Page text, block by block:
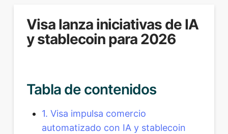
Visa lanza iniciativas de IA
y stablecoin para 2026
Tabla de contenidos
1. Visa impulsa comercio
automatizado con IA y stablecoin